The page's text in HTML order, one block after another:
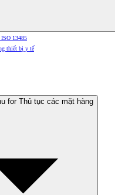
ISO 13485
thiết bị y tế
for Thủ tục các mặt hàng